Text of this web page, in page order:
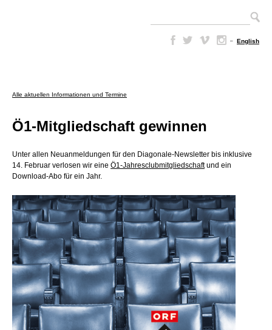
– English
Alle aktuellen Informationen und Termine
Ö1-Mitgliedschaft gewinnen
Unter allen Neuanmeldungen für den Diagonale-Newsletter bis inklusive
14. Februar verlosen wir eine Ö1-Jahresclubmitgliedschaftund ein
Download-Abo für ein Jahr.